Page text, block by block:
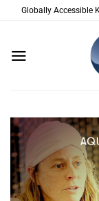
SaltaGlobally Accessible